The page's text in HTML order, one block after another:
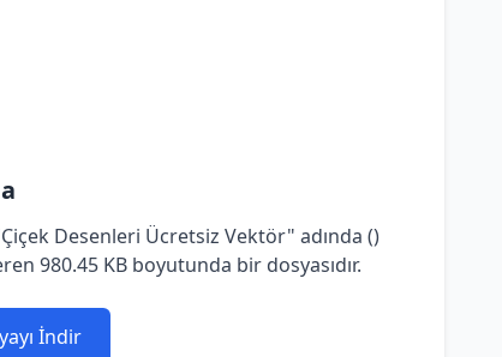
Desenleri Ücretsiz Vektör" adında ()
980.45 KB boyutunda bir dosyasıdır.
İndir